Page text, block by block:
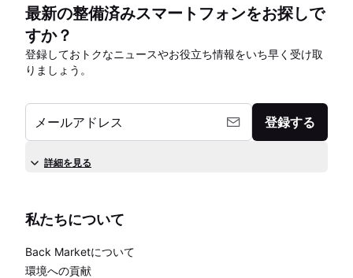
最新の整備済みスマートフォンをお探しで
すか？
登録しておトクなニュースやお役立ち情報をいち早く受け取
りましょう。
メールアドレス 登録する
詳細を見る
私たちについて
Back Marketについて
環境への貢献